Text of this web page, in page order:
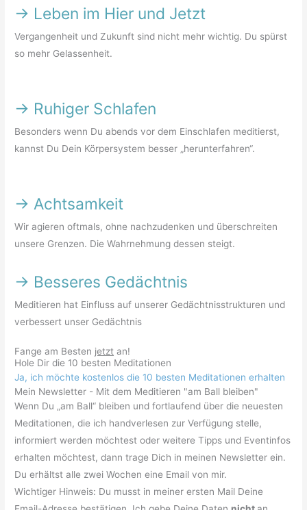
-> Leben im Hier und Jetzt
Vergangenheit und Zukunft sind nicht mehr wichtig. Du spürst
so mehr Gelassenheit.
-> Ruhiger Schlafen
Besonders wenn Du abends vor dem Einschlafen meditierst,
kannst Du Dein Körpersystem besser „herunterfahren“.
-> Achtsamkeit
Wir agieren oftmals, ohne nachzudenken und überschreiten
unsere Grenzen. Die Wahrnehmung dessen steigt.
-> Besseres Gedächtnis
Meditieren hat Einfluss auf unserer Gedächtnisstrukturen und
verbessert unser Gedächtnis
Fange am Besten jetzt an!
Hole Dir die 10 besten Meditationen
Ja, ich möchte kostenlos die 10 besten Meditationen erhalten
Mein Newsletter - Mit dem Meditieren "am Ball bleiben"
Wenn Du „am Ball“ bleiben und fortlaufend über die neuesten
Meditationen, die ich handverlesen zur Verfügung stelle,
informiert werden möchtest oder weitere Tipps und Eventinfos
erhalten möchtest, dann trage Dich in meinen Newsletter ein.
Du erhältst alle zwei Wochen eine Email von mir.
Wichtiger Hinweis: Du musst in meiner ersten Mail Deine